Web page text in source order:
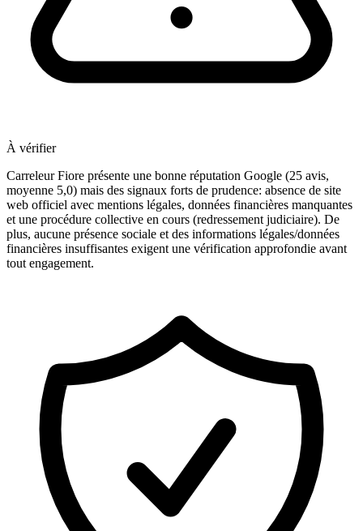
À vérifier
Carreleur Fiore présente une bonne réputation Google (25 avis,
moyenne 5,0) mais des signaux forts de prudence: absence de site
web officiel avec mentions légales, données financières manquantes
et une procédure collective en cours (redressement judiciaire). De
plus, aucune présence sociale et des informations légales/données
financières insuffisantes exigent une vérification approfondie avant
tout engagement.